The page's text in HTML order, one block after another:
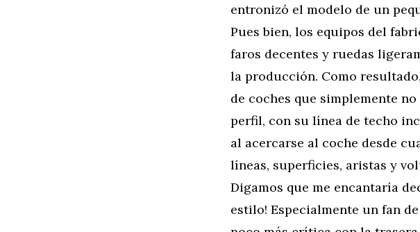
entronizó el modelo de un
Pues bien, los equipos del
faros decentes y ruedas
la producción. Como
de coches que simplemente
perfil, con su línea de techo
al acercarse al coche desde
líneas, superficies, aristas y
Digamos que me encantaría
estilo! Especialmente un fan